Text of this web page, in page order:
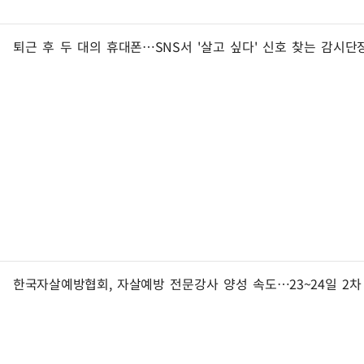
퇴근 후 두 대의 휴대폰…SNS서 '살고 싶다' 신호 찾는 감시단
한국자살예방협회, 자살예방 전문강사 양성 속도…23~24일 2